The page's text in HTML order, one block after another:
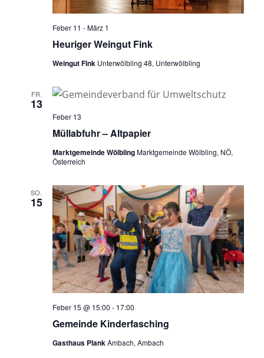
Heuriger Weingut Fink
Feber 11 -März 1
Weingut Fink Unterwölbling 48, Unterwölbling
FR.
13
Müllabfuhr – Altpapier
Feber 13
Marktgemeinde WölblingMarktgemeinde Wölbling, NÖ,
Österreich
SO.
15
Gemeinde Kinderfasching
Feber 15 @ 15:00 - 17:00
Gasthaus PlankAmbach, Ambach